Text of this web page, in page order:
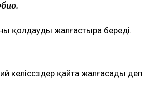
қолдауды жалғастыра береді.
келіссөздер қайта жалғасады деп